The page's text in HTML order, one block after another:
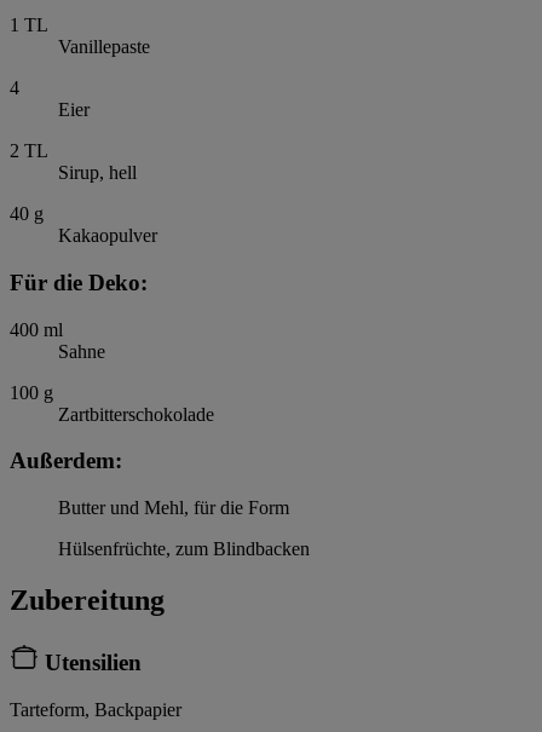
1 TL
Vanillepaste
4
Eier
2 TL
Sirup, hell
40 g
Kakaopulver
Für die Deko:
400 ml
Sahne
100 g
Zartbitterschokolade
Außerdem:
Butter und Mehl, für die Form
Hülsenfrüchte, zum Blindbacken
Zubereitung
Utensilien
Tarteform, Backpapier